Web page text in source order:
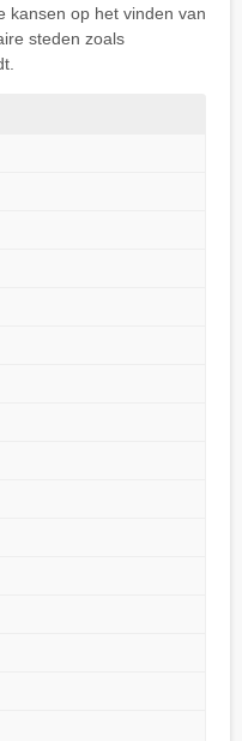
kansen op het vinden van
steden zoals